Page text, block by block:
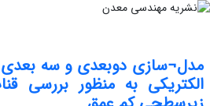
مدل¬سازی دوبعدی و سه بعدی
الکتریکی به منظور بررسی